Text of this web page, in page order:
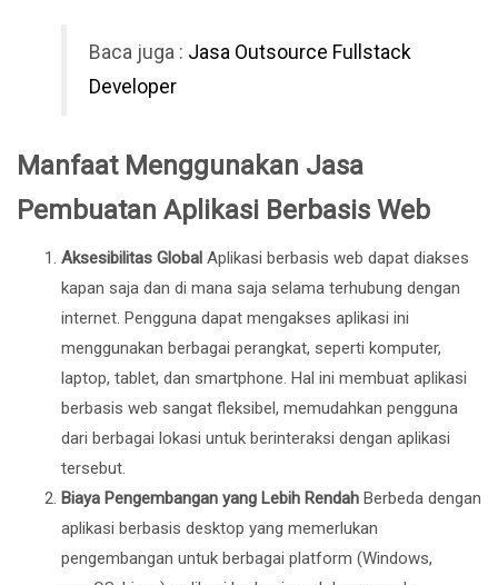
Baca juga : Jasa Outsource Fullstack
Developer
Manfaat Menggunakan Jasa
Pembuatan Aplikasi Berbasis Web
Aksesibilitas Global Aplikasi berbasis web dapat diakses
kapan saja dan di mana saja selama terhubung dengan
internet. Pengguna dapat mengakses aplikasi ini
menggunakan berbagai perangkat, seperti komputer,
laptop, tablet, dan smartphone. Hal ini membuat aplikasi
berbasis web sangat fleksibel, memudahkan pengguna
dari berbagai lokasi untuk berinteraksi dengan aplikasi
tersebut.
Biaya Pengembangan yang Lebih Rendah Berbeda dengan
aplikasi berbasis desktop yang memerlukan
pengembangan untuk berbagai platform (Windows,